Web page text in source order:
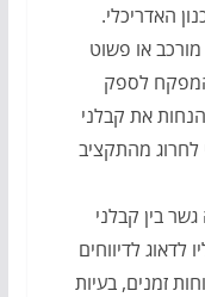
האדריכלי.
מורכב או פשוט
המפקח לספק
את קבלני
לחרוג מהתקציב
בין קבלני
לדאוג לדיווחים
זמנים, בעיות